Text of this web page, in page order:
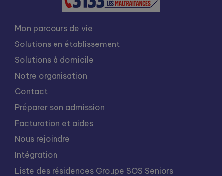
Mon parcours de vie
Solutions en établissement
Solutions à domicile
Notre organisation
Contact
Préparer son admission
Facturation et aides
Nous rejoindre
Intégration
Liste des résidences Groupe SOS Seniors